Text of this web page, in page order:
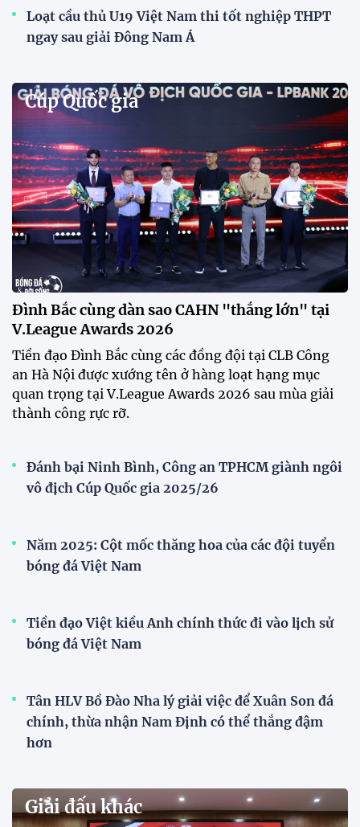
tập để theo dõi sao nhập tịch tuyển Việt Nam
Buổi tập của tuyển Việt Nam chiều nay (29/7) bất
ngờ thu hút sự chú ý của truyền thông Singapore
khi một phóng viên có mặt tại sân để trực tiếp theo
dõi màn thể hiện của các ngôi sao nhập tịch.
Đình Bắc cùng dàn sao CAHN "thắng lớn" tại
V.League Awards 2026
Festival bóng đá nữ trẻ 2026 lan tỏa đam mê tại
Đồng Tháp
Bóng đá Việt Nam nhận giải thưởng đặc biệt từ
AFC
Bóng đá nữ Việt Nam đón cú hích lớn trước mùa
giải 2026
Đội tuyển trẻ
VCK U21 Quốc gia – Cúp FPT Play 2026: Hứa
Quy tụ 12 đội bóng trẻ hàng đầu cả nước, VCK U21
Quốc gia – Cúp FPT Play 2026 hứa hẹn tạo nên cuộc